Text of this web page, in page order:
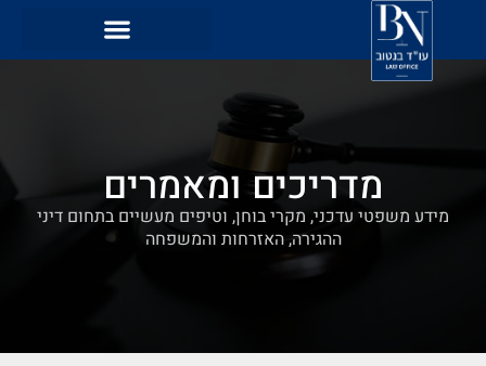
מדריכים ומאמרים
מידע משפטי עדכני, מקרי בוחן, וטיפים מעשיים בתחום דיני
ההגירה, האזרחות והמשפחה